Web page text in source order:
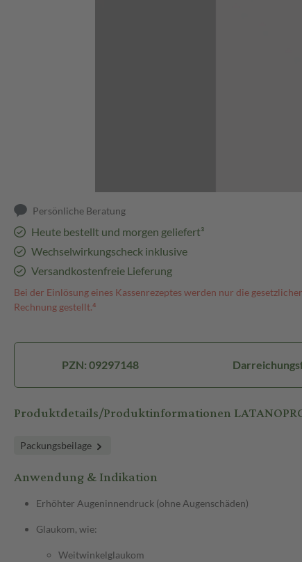
Persönliche Beratung
Heute bestellt und morgen geliefert³
Wechselwirkungscheck inklusive
Versandkostenfreie Lieferung
Bei der Einlösung eines Kassenrezeptes werden nur die
Rechnung gestellt.⁴
PZN: 09297148
Produktdetails/Produktinformationen
Packungsbeilage
Anwendung & Indikation
Erhöhter Augeninnendruck (ohne Augenschäden)
Glaukom, wie:
Weitwinkelglaukom